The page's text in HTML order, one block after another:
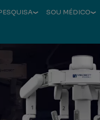
SOU MÉDICO